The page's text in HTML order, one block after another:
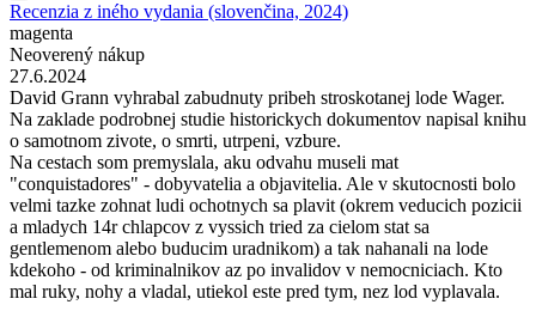
Recenzia z iného vydania (slovenčina, 2024)
magenta
Neoverený nákup
27.6.2024
David Grann vyhrabal zabudnuty pribeh stroskotanej lode Wager.
Na zaklade podrobnej studie historickych dokumentov napisal knihu
o samotnom zivote, o smrti, utrpeni, vzbure.
Na cestach som premyslala, aku odvahu museli mat
"conquistadores" - dobyvatelia a objavitelia. Ale v skutocnosti bolo
velmi tazke zohnat ludi ochotnych sa plavit (okrem veducich pozicii
a mladych 14r chlapcov z vyssich tried za cielom stat sa
gentlemenom alebo buducim uradnikom) a tak nahanali na lode
kdekoho - od kriminalnikov az po invalidov v nemocniciach. Kto
mal ruky, nohy a vladal, utiekol este pred tym, nez lod vyplavala.